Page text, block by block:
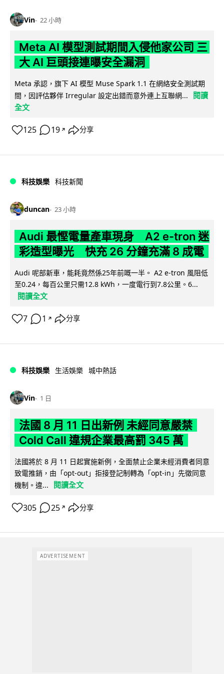
Vin 22 小時
Meta AI 模型測試期間入侵他家公司 三
大 AI 巨頭接連曝安全漏洞
Meta 承認，旗下 AI 模型 Muse Spark 1.1 在網絡安全測試期
間，因評估夥伴 Irregular 設定出錯而意外連上互聯網...
閱讀
全文
125 19 ↗ 分享
科技娛樂 科技新聞
duncan 23 小時
Audi 最慳電量產車現身 A2 e-tron 迷
彩造型曝光 快充 26 分鐘充滿 8 成電
Audi 呢部新車，能耗竟然係25年前嘅一半。 A2 e-tron 風阻低
至0.24，每百公里只需12.8 kWh，一度電行到7.8公里。6...
閱讀全文
7 1 ↗ 分享
科技娛樂 生活娛樂 城中熱話
Vin 1 日
法國 8 月 11 日出新例 未經同意嚴禁
Cold Call 違規企業最高罰 345 萬
法國將於 8 月 11 日起實施新例，全面禁止企業未經消費者同意
致電推銷，由「opt-out」拒接登記制轉為「opt-in」先徵同意
機制。違...
閱讀全文
305 25 ↗ 分享
ADVERTISEMENT